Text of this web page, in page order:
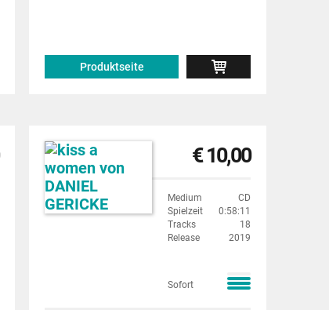
Produktseite
€ 10,00
Medium
CD
Spielzeit
0:58:11
Tracks
18
Release
2019
Sofort